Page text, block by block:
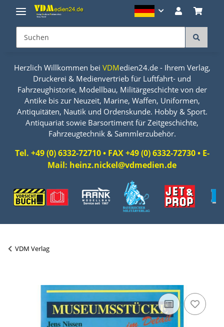
Herzlich Willkommen bei VDMedien24.de - Ihrem Verlag,
Druckerei & Medienvertrieb für Luftfahrt- und
Fahrzeughistorie, Modellbau, Militärgeschichte von der
Antike bis zur Neuzeit, Marine, Waffen, Uniformen,
Antiquitäten, Nautik und Ordenskunde. Hobby & Sport.
Antiquariat sowie Barsortiment für Zeitgeschichte,
Fahrzeugtechnik & Sammlerzubehör.
Tel. +49 (0) 6332-72710 • FAX +49 (0) 6332-72730 • E-
Mail: heinz.nickel@vdmedien.de
VDM Verlag